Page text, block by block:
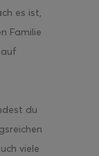
es ist,
Familie
du
viele